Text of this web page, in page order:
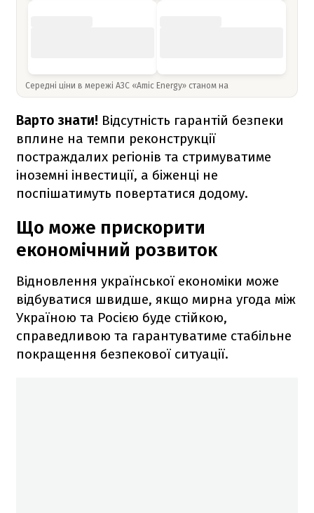
Середні ціни в мережі АЗС «Amic Energy» станом на
Варто знати! Відсутність гарантій безпеки
вплине на темпи реконструкції
постраждалих регіонів та стримуватиме
іноземні інвестиції, а біженці не
поспішатимуть повертатися додому.
Що може прискорити
економічний розвиток
Відновлення української економіки може
відбуватися швидше, якщо мирна угода між
Україною та Росією буде стійкою,
справедливою та гарантуватиме стабільне
покращення безпекової ситуації.